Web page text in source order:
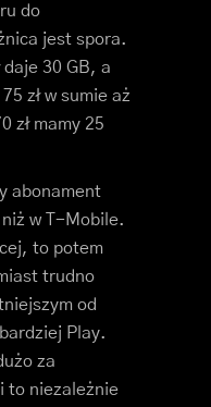
do
jest spora.
daje 30 GB, a
zł w sumie aż
zł mamy 25
abonament
w T-Mobile.
to potem
trudno
od
Play.
za
to niezależnie